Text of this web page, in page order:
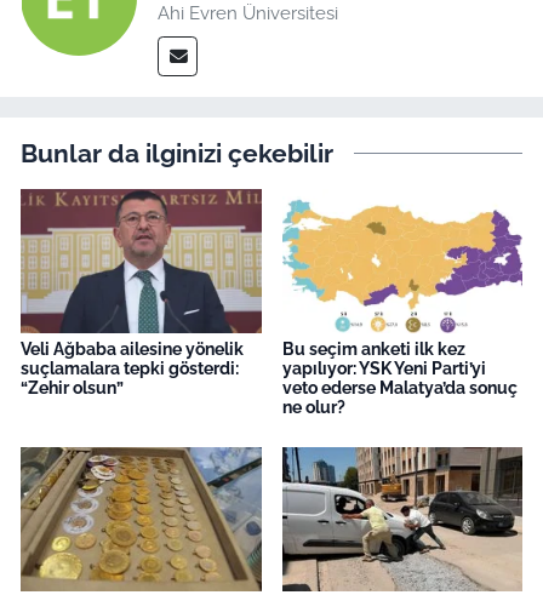
Ahi Evren Üniversitesi
Bunlar da ilginizi çekebilir
Veli Ağbaba ailesine yönelik
suçlamalara tepki gösterdi:
“Zehir olsun”
Bu seçim anketi ilk kez
yapılıyor: YSK Yeni Parti’yi
veto ederse Malatya’da sonuç
ne olur?